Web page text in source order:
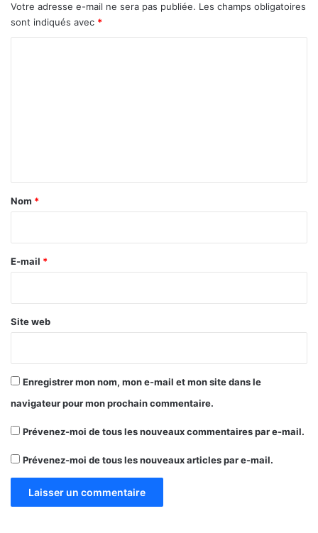
Votre adresse e-mail ne sera pas publiée. Les champs obligatoires
sont indiqués avec *
a
e
Nom *
E-mail *
Site web
Enregistrer mon nom, mon e-mail et mon site dans le
navigateur pour mon prochain commentaire.
Prévenez-moi de tous les nouveaux commentaires par e-mail.
Prévenez-moi de tous les nouveaux articles par e-mail.